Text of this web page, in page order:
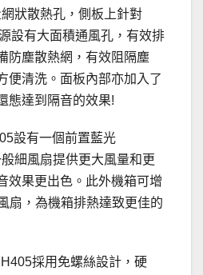
狀散熱孔，側板上針對
設有大面積通風孔，有效排
防塵散熱網，有效阻隔塵
便清洗。面板內部亦加入了
態達到隔音的效果!
設有一個前置藍光
細風扇提供更大風量和更
效果更出色。此外機箱可增
扇，為機箱排熱達致更佳的
採用免螺絲設計，硬